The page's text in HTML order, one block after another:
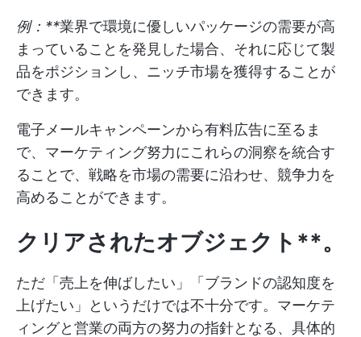
例：**業界で環境に優しいパッケージの需要が高
まっていることを発見した場合、それに応じて製
品をポジションし、ニッチ市場を獲得することが
できます。
電子メールキャンペーンから有料広告に至るま
で、マーケティング努力にこれらの洞察を統合す
ることで、戦略を市場の需要に沿わせ、競争力を
高めることができます。
クリアされたオブジェクト**。
ただ「売上を伸ばしたい」「ブランドの認知度を
上げたい」というだけでは不十分です。マーケテ
ィングと営業の両方の努力の指針となる、具体的